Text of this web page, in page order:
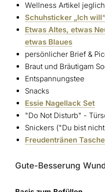
Wellness Artikel
Schuhsticker „Ich
Etwas Altes, etwas
etwas Blaues
persönlicher Brief &
Braut und Bräutigam
Entspannungstee
Snacks
Essie Nagellack Set
"Do Not Disturb" -
Snickers ("Du bist
Freudentränen
Gute-Besserung